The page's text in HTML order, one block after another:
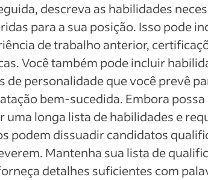
descreva as habilidades
para a sua posição. Isso pode
de trabalho anterior,
Você também pode incluir
de personalidade que você prevê
bem-sucedida. Embora
uma longa lista de habilidades e
podem dissuadir candidatos
Mantenha sua lista de
detalhes suficientes com